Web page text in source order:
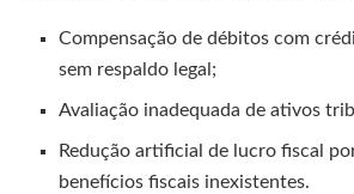
Compensação de débitos com
sem respaldo legal;
Avaliação inadequada de ativos
Redução artificial de lucro fiscal
benefícios fiscais inexistentes.